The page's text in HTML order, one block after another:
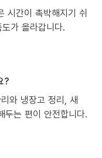
시간이 촉박해지기 쉬
가 올라갑니다.
?
와 냉장고 정리, 새
두는 편이 안전합니다.